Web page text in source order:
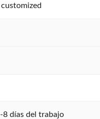
customized
8 días del trabajo